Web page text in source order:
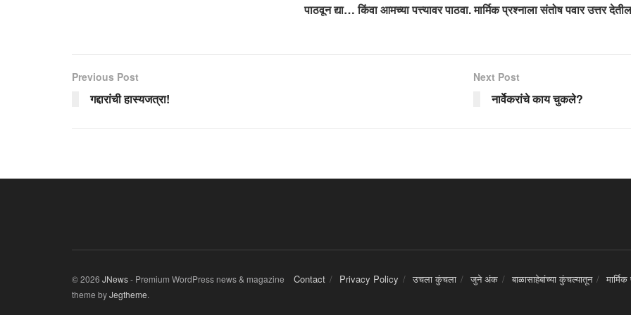
पाठवून द्या… किंवा आमच्या पत्त्यावर पाठवा. मार्मिक प्रश्नाला संतोष पवार उत्तर
Previous Post
गद्दारांची हास्यजत्रा!
Next Post
नार्वेकरांचे काय चुकले?
Contact Privacy Policy उचला कुंचला जुने अंक बाळासाहेबांच्या कुंचल्यातून मार्मिक
© 2026 JNews- Premium WordPress news & magazine
theme byJegtheme.